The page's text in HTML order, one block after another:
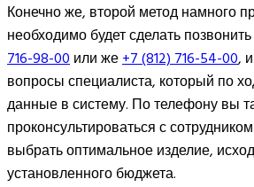
Конечно же, второй метод намного
необходимо будет сделать
716-98-00или же+7 (812) 716-54-00,
вопросы специалиста, который по
данные в систему. По телефону вы
проконсультироваться с
выбрать оптимальное изделие,
установленного бюджета.